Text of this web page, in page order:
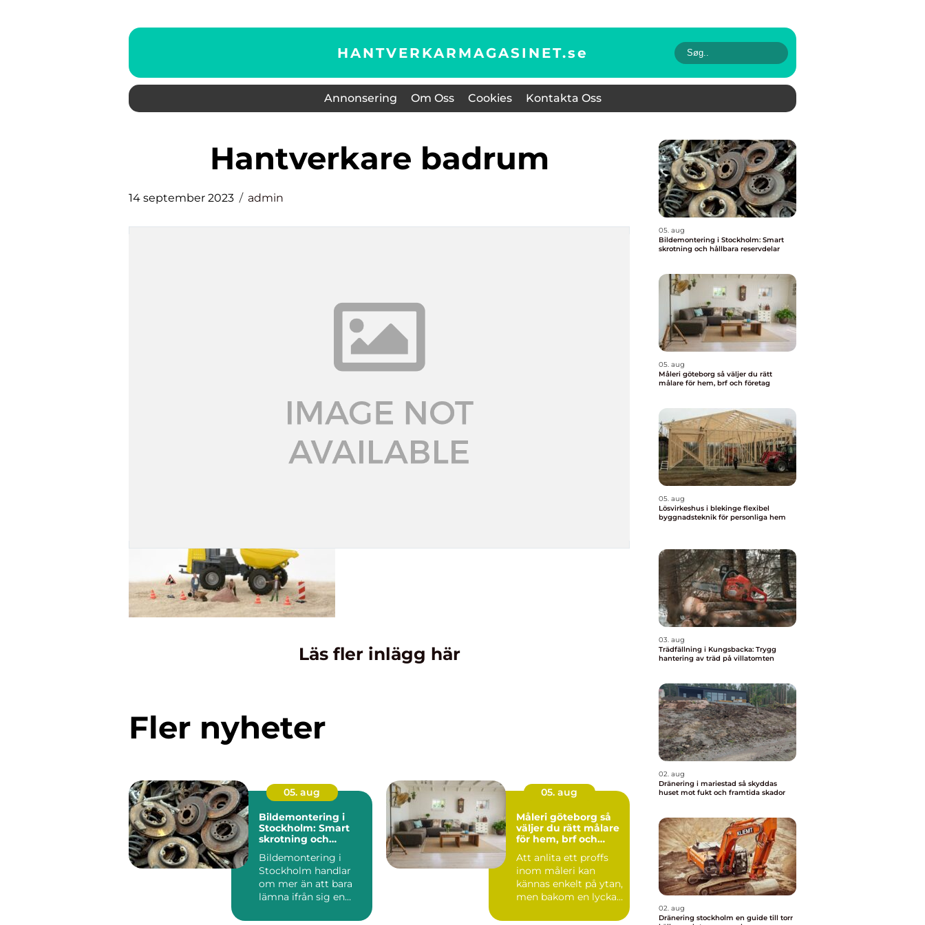
HANTVERKARMAGASINET.se
Annonsering Om Oss Cookies Kontakta Oss
hantverkare badrum
14 september 2023 admin
Läs fler inlägg här
Fler nyheter
05. aug
Bildemontering i
Stockholm: Smart
skrotning och
Bildemontering i
Stockholm handlar
om mer än att bara
lämna ifrån sig en
05. aug
Måleri göteborg så
väljer du rätt målare
för hem, brf och
Att anlita ett proffs
inom måleri kan
kännas enkelt på ytan,
men bakom en lyckad
05. aug
Bildemontering i Stockholm: Smart
skrotning och hållbara reservdelar
05. aug
Måleri göteborg så väljer du rätt
målare för hem, brf och företag
05. aug
Lösvirkeshus i blekinge flexibel
byggnadsteknik för personliga hem
03. aug
Trädfällning i Kungsbacka: Trygg
hantering av träd på villatomten
02. aug
Dränering i mariestad så skyddas
huset mot fukt och framtida skador
02. aug
Dränering stockholm en guide till torr